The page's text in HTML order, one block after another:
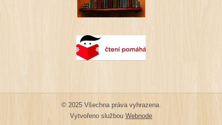
© 2025 Všechna práva vyhrazena.
Vytvořeno službou Webnode